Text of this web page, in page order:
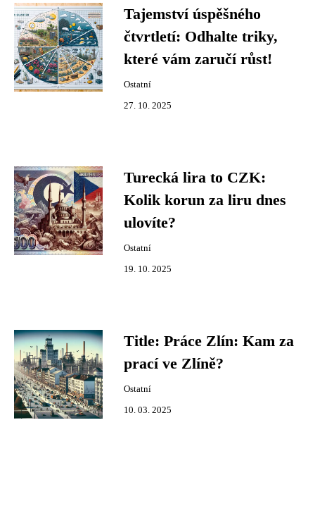
Tajemství úspěšného
čtvrtletí: Odhalte triky,
které vám zaručí růst!
Ostatní
27. 10. 2025
Turecká lira to CZK:
Kolik korun za liru dnes
ulovíte?
Ostatní
19. 10. 2025
Title: Práce Zlín: Kam za
prací ve Zlíně?
Ostatní
10. 03. 2025